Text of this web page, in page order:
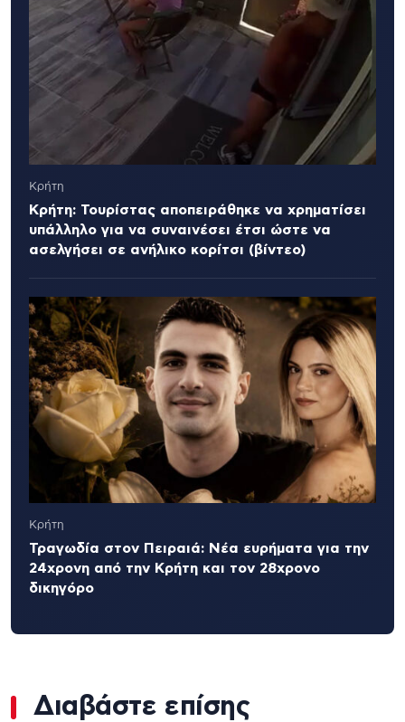
Κρήτη
Κρήτη: Τουρίστας αποπειράθηκε να χρηματίσει
υπάλληλο για να συναινέσει έτσι ώστε να
ασελγήσει σε ανήλικο κορίτσι (βίντεο)
Κρήτη
Τραγωδία στον Πειραιά: Νέα ευρήματα για την
24χρονη από την Κρήτη και τον 28χρονο
δικηγόρο
Διαβάστε επίσης